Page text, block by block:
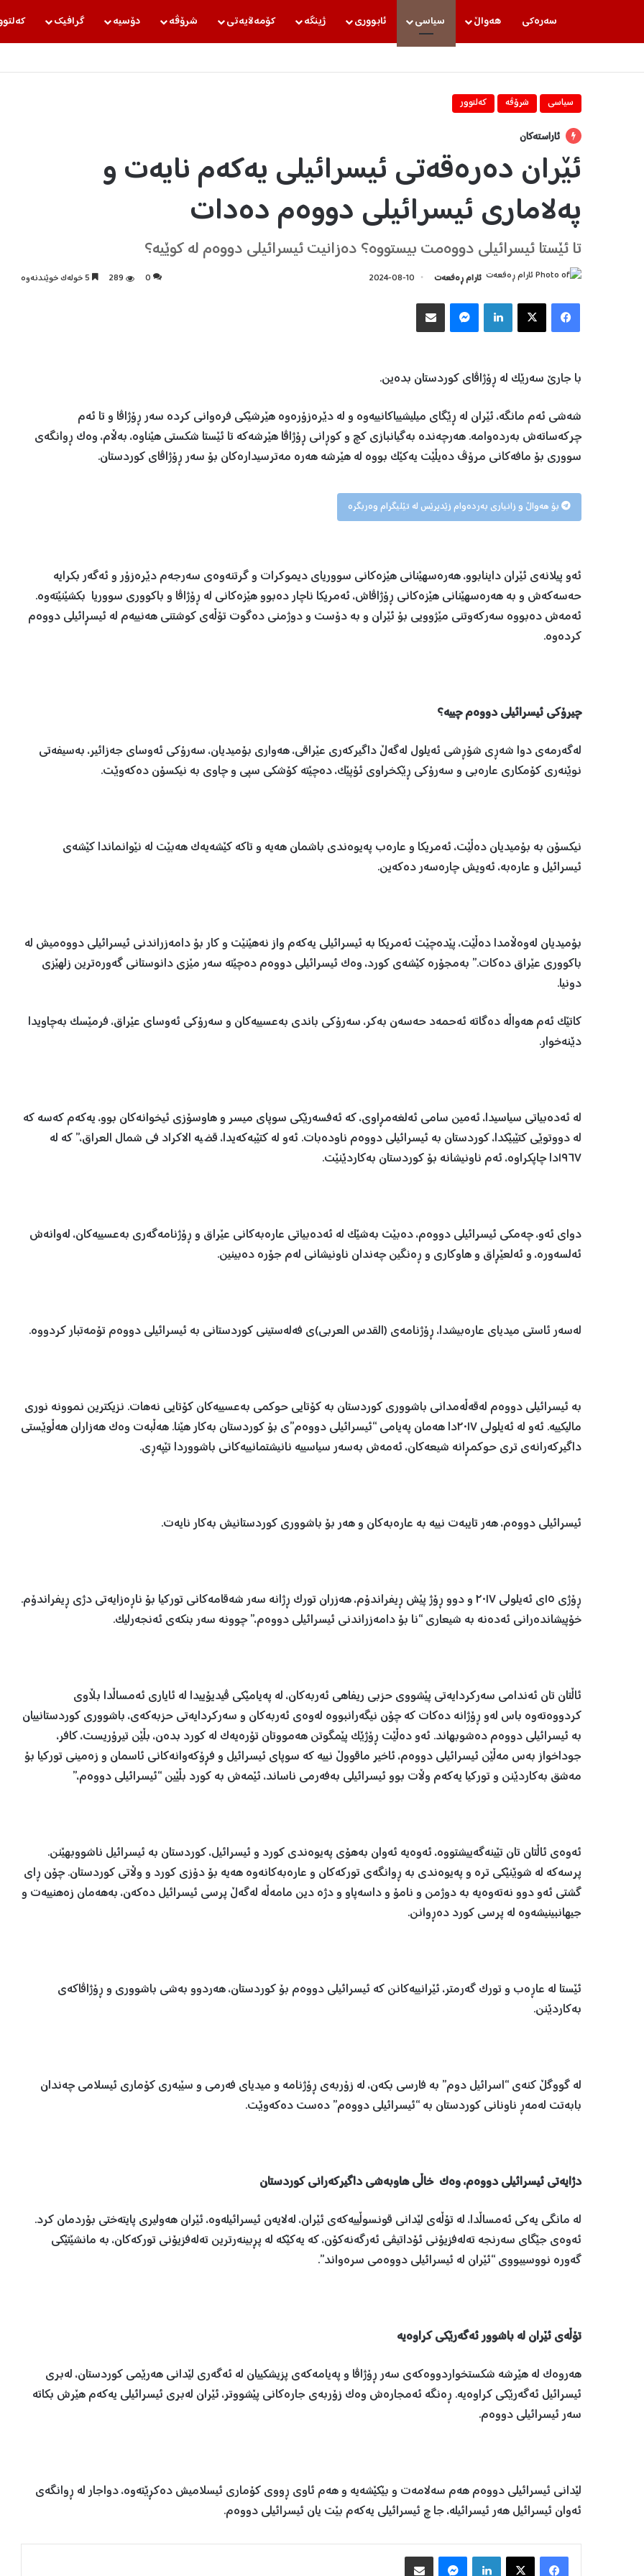
سه‌ره‌كی هه‌واڵ سیاسی ئابووری ژینگه‌ كۆمه‌ڵایه‌تی شرۆڤه‌ دۆسیه‌ گرافیك
سیاسی شرۆڤه‌ كه‌لتوور
ئاراستەکان
ئێران دەرەقەتی ئیسرائیلی یەکەم نایەت و
پەلاماری ئیسرائیلی دووەم دەدات
تا ئێستا ئیسرائیلی دووەمت بیستووە؟ دەزانیت ئیسرائیلی دووەم لە کوێیە؟
ئارام ڕەفعەت 2024-08-10
0
289
X
با جارێ سەرێک لە ڕۆژاڤای کوردستان بدەین.
شەشی ئەم مانگە، ئێران لە ڕێگای میلیشییاکانییەوە و لە دێرەزۆرەوە هێرشێکی فرەوانی کردە سەر ڕۆژاڤا و تا ئەم
چرکەساتەش بەردەوامە. هەرچەندە بەگیانبازی کچ و کوڕانی ڕۆژاڤا هێرشەکە تا ئێستا شکستی هێناوە، بەڵام، وەک ڕوانگەی
سووری بۆ مافەکانی مرۆڤ دەیڵێت یەکێک بووە لە هێرشە هەرە مەترسیدارەکان بۆ سەر ڕۆژاڤای کوردستان.
بۆ هەواڵ و زانیاری بەردەوام زێدپرێس لە تێلیگرام وەربگرە
ئەو پیلانەی ئێران داینابوو، هەرەسهێنانی هێزەکانی سووریای دیموکرات و گرتنەوەی سەرجەم دێرەزۆر و ئەگەر بکرایە
حەسەکەش و بە هەرەسهێنانی هێزەکانی ڕۆژاڤاش، ئەمریکا ناچار دەبوو هێزەکانی لە ڕۆژاڤا و باکووری سووریا بکشێنێتەوە.
ئەمەش دەبووە سەرکەوتنی مێژوویی بۆ ئێران و بە دۆست و دوژمنی دەگوت تۆڵەی کوشتنی هەنییەم لە ئیسڕائیلی دووەم
کردەوە.
چیرۆکی ئیسرائیلی دووەم چییە؟
لەگەرمەی دوا شەڕی شۆڕشی ئەیلول لەگەڵ داگیرکەری عێراقی، هەواری بۆمیدیان، سەرۆکی ئەوسای جەزائیر، بەسیفەتی
نوێنەری کۆمکاری عارەبی و سەرۆکی ڕێکخراوی ئۆپێک، دەچێتە کۆشکی سپی و چاوی بە نیکسۆن دەکەوێت.
نیکسۆن بە بۆمیدیان دەڵێت، ئەمریکا و عارەب پەیوەندی باشمان هەیە و تاکە کێشەیەک هەبێت لە نێوانماندا کێشەی
ئیسرائیل و عارەبە، ئەویش چارەسەر دەکەین.
بۆمیدیان لەوەڵامدا دەڵێت، پێدەچێت ئەمریکا بە ئیسرائیلی یەکەم واز نەهێنێت و کار بۆ دامەزراندنی ئیسرائیلی دووەمیش لە
باکووری عێراق دەکات.” بەمجۆرە کێشەی کورد، وەک ئیسرائیلی دووەم دەچێتە سەر مێزی دانوستانی گەورەترین زلهێزی
دونیا.
کاتێک ئەم هەواڵە دەگاتە ئەحمەد حەسەن بەکر، سەرۆکی باندی بەعسییەکان و سەرۆکی ئەوسای عێراق، فرمێسک بەچاویدا
دێنەخوار.
لە ئەدەبیاتی سیاسیدا، ئەمین سامی ئەلغەمڕاوی، کە ئەفسەرێکی سوپای میسر و هاوسۆزی ئیخوانەکان بوو، یەکەم کەسە کە
لە دووتوێی کتێبێکدا، کوردستان بە ئیسرائیلی دووەم ناودەبات. ئەو لە کتێبەکەیدا، قضیە الاکراد فی شمال العراق،” کە لە
١٩٦٧دا چاپکراوە، ئەم ناونیشانە بۆ کوردستان بەکاردێنێت.
دوای ئەو، چەمکی ئیسرائیلی دووەم، دەبێت بەشێک لە ئەدەبیاتی عارەبەکانی عێراق و ڕۆژنامەگەری بەعسییەکان، لەوانەش
ئەلسەورە، و ئەلعێڕاق و هاوکاری و ڕەنگین چەندان ناونیشانی لەم جۆرە دەبینین.
لەسەر ئاستی میدیای عارەبیشدا، ڕۆژنامەی (القدس العربی)ی فەلەستینی کوردستانی بە ئیسرائیلی دووەم تۆمەتبار کردووە.
بە ئیسرائیلی دووەم لەقەڵەمدانی باشووری کوردستان بە کۆتایی حوکمی بەعسییەکان کۆتایی نەهات. نزیکترین نموونە نوری
مالیکییە. ئەو لە ئەیلولی ٢٠١٧دا هەمان پەیامی “ئیسرائیلی دووەم”ی بۆ کوردستان بەکار هێنا. هەڵبەت وەک هەزاران هەڵوێستی
داگیرکەرانەی تری حوکمڕانە شیعەکان، ئەمەش بەسەر سیاسییە نانیشتمانییەکانی باشووردا تێپەڕی.
ئیسرائیلی دووەم، هەر تایبەت نییە بە عارەبەکان و هەر بۆ باشووری کوردستانیش بەکار نایەت.
ڕۆژی ١٥ی ئەیلولی ٢٠١٧ و دوو ڕۆژ پێش ڕیفراندۆم، هەزران تورک ڕژانە سەر شەقامەکانی تورکیا بۆ ناڕەزایەتی دژی ڕیفراندۆم.
خۆپیشاندەرانی ئەدەنە بە شیعاری “نا بۆ دامەزراندنی ئیسرائیلی دووەم،” چوونە سەر بنکەی ئەنجەرلیک.
ئاڵتان تان ئەندامی سەرکردایەتی پێشووی حزبی ریفاهی ئەربەکان، لە پەیامێکی ڤیدیۆییدا لە ئایاری ئەمساڵدا بڵاوی
کردووەتەوە باس لەو ڕۆژانە دەکات کە چۆن نیگەرانبووە لەوەی ئەربەکان و سەرکردایەتی حزبەکەی، باشووری کوردستانییان
بە ئیسرائیلی دووەم دەشوبهاند. ئەو دەڵێت ڕۆژێک پێمگوتن هەمووتان تۆرەیەک لە کورد بدەن، بڵێن تیرۆریست، کافر،
جوداخواز بەس مەڵێن ئیسرائیلی دووەم، ئاخیر ماقووڵ نییە کە سوپای ئیسرائیل و فڕۆکەوانەکانی ئاسمان و زەمینی تورکیا بۆ
مەشق بەکاردێنن و تورکیا یەکەم وڵات بوو ئیسرائیلی بەفەرمی ناساند، ئێمەش بە کورد بڵێین “ئیسرائیلی دووەم،”
ئەوەی ئاڵتان تان تێینەگەییشتووە، ئەوەیە ئەوان بەهۆی پەیوەندی کورد و ئیسرائیل، کوردستان بە ئیسرائیل ناشووبهێنن.
پرسەکە لە شوێنێکی ترە و پەیوەندی بە ڕوانگەی تورکەکان و عارەبەکانەوە هەیە بۆ دۆزی کورد و وڵاتی کوردستان. چۆن ڕای
گشتی ئەو دوو نەتەوەیە بە دوژمن و نامۆ و داسەپاو و دژە دین مامەڵە لەگەڵ پرسی ئیسرائیل دەکەن، بەهەمان زەهنییەت و
جیهانبینیشەوە لە پرسی کورد دەڕوانن.
ئێستا لە عاڕەب و تورک گەرمتر، ئێرانییەکانن کە ئیسرائیلی دووەم بۆ کوردستان، هەردوو بەشی باشووری و ڕۆژاڤاکەی
بەکاردێنن.
لە گووگڵ کنەی “اسرائیل دوم” بە فارسی بکەن، لە زۆربەی ڕۆژنامە و میدیای فەرمی و سێبەری کۆماری ئیسلامی چەندان
بابەتت لەمەڕ ناونانی کوردستان بە “ئیسرائیلی دووەم” دەست دەکەوێت.
دژایەتی ئیسرائیلی دووەم، وەک خاڵی هاوبەشی داگیرکەرانی کوردستان
لە مانگی یەکی ئەمساڵدا، لە تۆڵەی لێدانی قونسوڵییەکەی ئێران، لەلایەن ئیسرائیلەوە، ئێران هەولیری پایتەختی بۆردمان کرد.
ئەوەی جێگای سەرنجە تەلەفزیۆنی ئۆداتیڤی ئەرگەنەکۆن، کە یەکێکە لە پڕبینەرترین تەلەفزیۆنی تورکەکان، بە مانشێتێکی
گەورە نووسیبووی “ئێران لە ئیسرائیلی دووەمی سرەواند”.
تۆڵەی ئێران لە باشوور ئەگەرێکی کراوەیە
هەروەک لە هێرشە شکستخواردووەکەی سەر ڕۆژاڤا و پەیامەکەی پزیشکییان لە ئەگەری لێدانی هەرێمی کوردستان، لەبری
ئیسرائیل ئەگەرێکی کراوەیە. ڕەنگە ئەمجارەش وەک زۆربەی جارەکانی پێشووتر، ئێران لەبری ئیسرائیلی یەکەم هێرش بکاتە
سەر ئیسرائیلی دووەم.
لێدانی ئیسرائیلی دووەم هەم سەلامەت و بێکێشەیە و هەم ئاوی ڕووی کۆماری ئیسلامیش دەکڕێتەوە، دواجار لە ڕوانگەی
ئەوان ئیسرائیل هەر ئیسرائیلە، جا چ ئیسرائیلی یەکەم بێت یان ئیسرائیلی دووەم.
X